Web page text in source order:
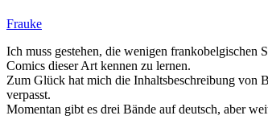
Frauke
Ich muss gestehen, die wenigen
Comics dieser Art kennen zu lernen.
Zum Glück hat mich die Inhaltsbeschreibung von
verpasst.
Momentan gibt es drei Bände auf deutsch, aber